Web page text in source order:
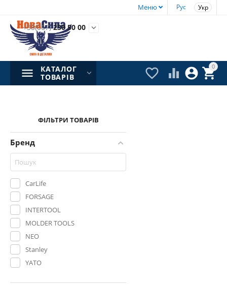
Рус Укр
Меню
+38(067)230 50 00 
0


 
КАТАЛОГ
ТОВАРІВ
ФІЛЬТРИ ТОВАРІВ
Бренд
CarLife
FORSAGE
INTERTOOL
MOLDER TOOLS
NEO
Stanley
YATO